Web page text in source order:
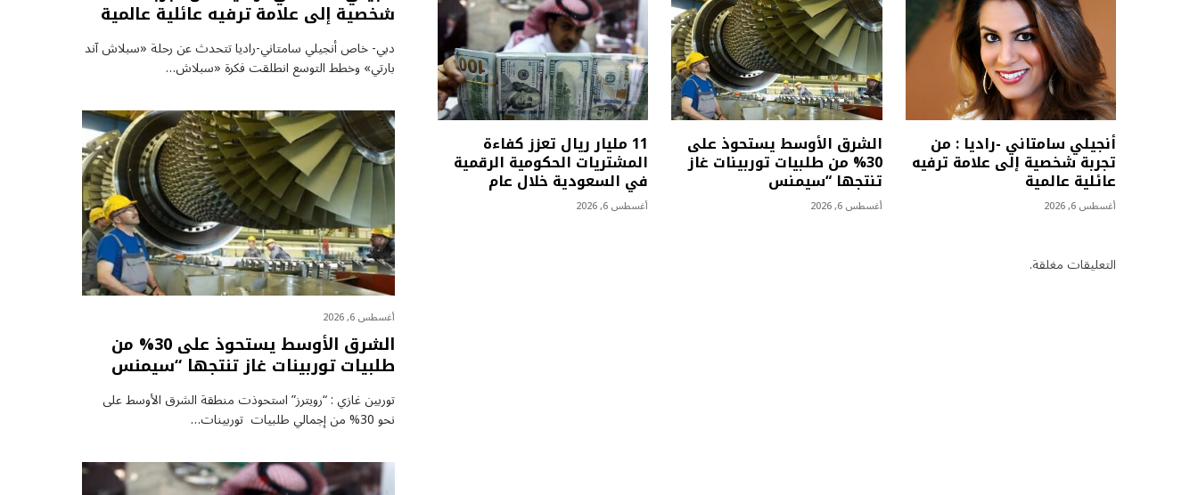
أنجيلي سامتاني -راديا : من
تجربة شخصية إلى علامة ترفيه
عائلية عالمية
أغسطس 6, 2026
الشرق الأوسط يستحوذ على
30% من طلبيات توربينات غاز
تنتجها “سيمنس
أغسطس 6, 2026
11 مليار ريال تعزز كفاءة
المشتريات الحكومية الرقمية
في السعودية خلال عام
أغسطس 6, 2026
التعليقات مغلقة.
شخصية إلى علامة ترفيه عائلية عالمية
دبي- خاص أنجيلي سامتاني-راديا تتحدث عن رحلة «سبلاش آند
بارتي» وخطط التوسع انطلقت فكرة «سبلاش…
أغسطس 6, 2026
الشرق الأوسط يستحوذ على 30% من
طلبيات توربينات غاز تنتجها “سيمنس
توربين غازي : “رويترز” استحوذت منطقة الشرق الأوسط على
نحو 30% من إجمالي طلبيات توربينات…